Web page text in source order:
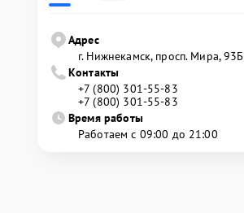
Адрес
г. Нижнекамск, просп. Мира, 93Б
Контакты
+7 (800) 301-55-83
+7 (800) 301-55-83
Время работы
Работаем с 09:00 до 21:00